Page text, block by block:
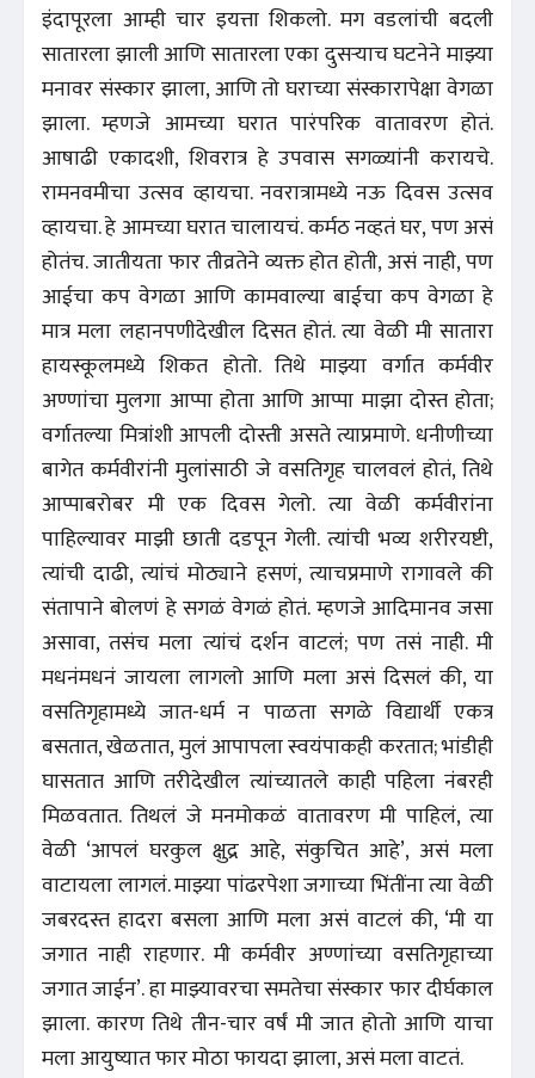
इंदापूरला आम्ही चार इयत्ता शिकलो. मग वडलांची बदली
सातारला झाली आणि सातारला एका दुसऱ्याच घटनेने माझ्या
मनावर संस्कार झाला, आणि तो घराच्या संस्कारापेक्षा वेगळा
झाला. म्हणजे आमच्या घरात पारंपरिक वातावरण होतं.
आषाढी एकादशी, शिवरात्र हे उपवास सगळ्यांनी करायचे.
रामनवमीचा उत्सव व्हायचा. नवरात्रामध्ये नऊ दिवस उत्सव
व्हायचा. हे आमच्या घरात चालायचं. कर्मठ नव्हतं घर, पण असं
होतंच. जातीयता फार तीव्रतेने व्यक्त होत होती, असं नाही, पण
आईचा कप वेगळा आणि कामवाल्या बाईचा कप वेगळा हे
मात्र मला लहानपणीदेखील दिसत होतं. त्या वेळी मी सातारा
हायस्कूलमध्ये शिकत होतो. तिथे माझ्या वर्गात कर्मवीर
अण्णांचा मुलगा आप्पा होता आणि आप्पा माझा दोस्त होता;
वर्गातल्या मित्रांशी आपली दोस्ती असते त्याप्रमाणे. धनीणीच्या
बागेत कर्मवीरांनी मुलांसाठी जे वसतिगृह चालवलं होतं, तिथे
आप्पाबरोबर मी एक दिवस गेलो. त्या वेळी कर्मवीरांना
पाहिल्यावर माझी छाती दडपून गेली. त्यांची भव्य शरीरयष्टी,
त्यांची दाढी, त्यांचं मोठ्याने हसणं, त्याचप्रमाणे रागावले की
संतापाने बोलणं हे सगळं वेगळं होतं. म्हणजे आदिमानव जसा
असावा, तसंच मला त्यांचं दर्शन वाटलं; पण तसं नाही. मी
मधनंमधनं जायला लागलो आणि मला असं दिसलं की, या
वसतिगृहामध्ये जात-धर्म न पाळता सगळे विद्यार्थी एकत्र
बसतात, खेळतात, मुलं आपापला स्वयंपाकही करतात; भांडीही
घासतात आणि तरीदेखील त्यांच्यातले काही पहिला नंबरही
मिळवतात. तिथलं जे मनमोकळं वातावरण मी पाहिलं, त्या
वेळी ‘आपलं घरकुल क्षुद्र आहे, संकुचित आहे’, असं मला
वाटायला लागलं. माझ्या पांढरपेशा जगाच्या भिंतींना त्या वेळी
जबरदस्त हादरा बसला आणि मला असं वाटलं की, ‘मी या
जगात नाही राहणार. मी कर्मवीर अण्णांच्या वसतिगृहाच्या
जगात जाईन’. हा माझ्यावरचा समतेचा संस्कार फार दीर्घकाल
झाला. कारण तिथे तीन-चार वर्षं मी जात होतो आणि याचा
मला आयुष्यात फार मोठा फायदा झाला, असं मला वाटतं.